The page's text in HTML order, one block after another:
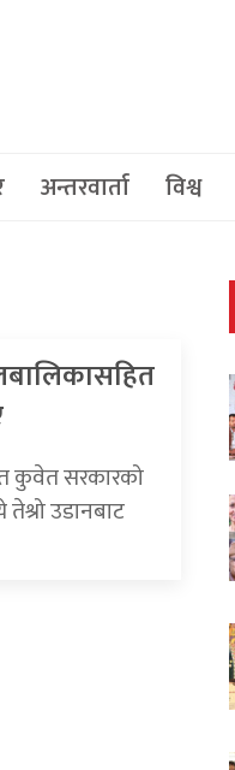
अन्तरवार्ता विश्व
कुवेत सरकारको
उडानबाट